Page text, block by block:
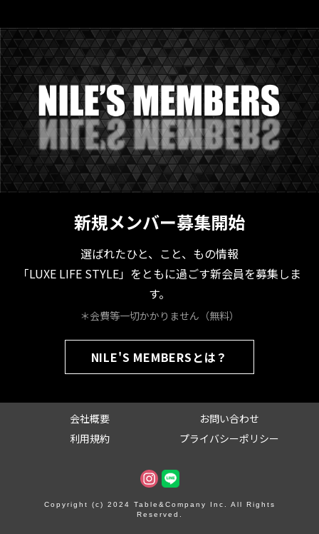
新規メンバー募集開始
選ばれたひと、こと、もの情報
「LUXE LIFE STYLE」をともに過ごす新会員を募集しま
す。
＊会費等一切かかりません（無料）
NILE'S MEMBERSとは？
会社概要
お問い合わせ
利用規約
プライバシーポリシー
Copyright (c) 2024 Table&Company Inc. All Rights
Reserved.